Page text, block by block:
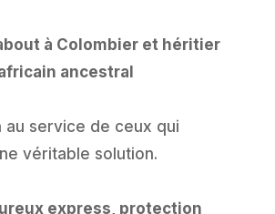
à Colombier et héritier
ancestral
au service de ceux qui
véritable solution.
express, protection